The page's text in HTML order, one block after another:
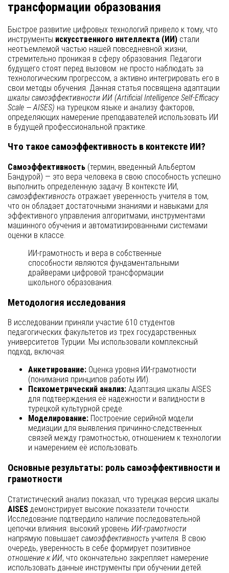
трансформации образования
Быстрое развитие цифровых технологий привело к тому, что
инструменты искусственного интеллекта (ИИ) стали
неотъемлемой частью нашей повседневной жизни,
стремительно проникая в сферу образования. Педагоги
будущего стоят перед вызовом: не просто наблюдать за
технологическим прогрессом, а активно интегрировать его в
свои методы обучения. Данная статья посвящена адаптации
шкалы самоэффективности ИИ (Artificial Intelligence Self-Efficacy
Scale — AISES) на турецком языке и анализу факторов,
определяющих намерение преподавателей использовать ИИ
в будущей профессиональной практике.
Что такое самоэффективность в контексте ИИ?
Самоэффективность (термин, введенный Альбертом
Бандурой) — это вера человека в свою способность успешно
выполнить определенную задачу. В контексте ИИ,
самоэффективность отражает уверенность учителя в том,
что он обладает достаточными знаниями и навыками для
эффективного управления алгоритмами, инструментами
машинного обучения и автоматизированными системами
оценки в классе.
ИИ-грамотность и вера в собственные
способности являются фундаментальными
драйверами цифровой трансформации
школьного образования.
Методология исследования
В исследовании приняли участие 610 студентов
педагогических факультетов из трех государственных
университетов Турции. Мы использовали комплексный
подход, включая:
Анкетирование: Оценка уровня ИИ-грамотности
(понимания принципов работы ИИ).
Психометрический анализ: Адаптация шкалы AISES
для подтверждения её надежности и валидности в
турецкой культурной среде.
Моделирование: Построение серийной модели
медиации для выявления причинно-следственных
связей между грамотностью, отношением к технологии
и намерением её использовать.
Основные результаты: роль самоэффективности и
грамотности
Статистический анализ показал, что турецкая версия шкалы
AISES демонстрирует высокие показатели точности.
Исследование подтвердило наличие последовательной
цепочки влияния: высокий уровень ИИ-грамотности
напрямую повышает самоэффективность учителя. В свою
очередь, уверенность в себе формирует позитивное
отношение к ИИ, что окончательно закрепляет намерение
использовать данные инструменты при обучении детей.